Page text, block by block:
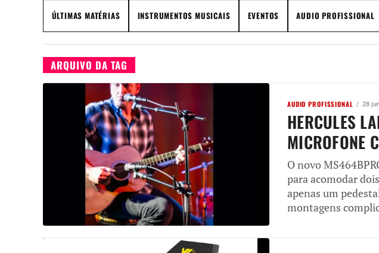
ÚLTIMAS MATÉRIAS INSTRUMENTOS MUSICAIS EVENTOS AUDIO PROFISSIONAL
ARQUIVO DA TAG
AUDIO PROFISSIONAL 28
HERCULES
MICROFONE
O novo
para acomodar
apenas um
montagens